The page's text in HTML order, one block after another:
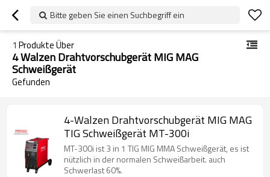
Bitte geben Sie einen Suchbegriff ein
1 Produkte Über
4 Walzen Drahtvorschubgerät MIG MAG
Schweißgerät
Gefunden
4-Walzen Drahtvorschubgerät MIG MAG
TIG Schweißgerät MT-300i
MT-300i ist 3 in 1 TIG MIG MMA Schweißgerät, es ist
nützlich in der normalen Schweißarbeit. auch
Schwerlast 60%.